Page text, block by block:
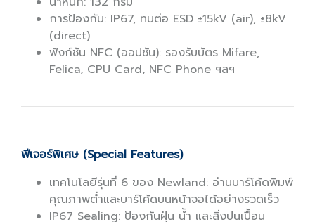
การป้องกัน: IP67, ทนต่อ ESD ±15kV (air), ±8kV
(direct)
ฟังก์ชัน NFC (ออปชัน): รองรับบัตร Mifare,
Felica, CPU Card, NFC Phone ฯลฯ
ฟีเจอร์พิเศษ (Special Features)
เทคโนโลยีรุ่นที่ 6 ของ Newland: อ่านบาร์โค้ดพิมพ์
คุณภาพต่ำและบาร์โค้ดบนหน้าจอได้อย่างรวดเร็ว
IP67 Sealing: ป้องกันฝุ่น น้ำ และสิ่งปนเปื้อน